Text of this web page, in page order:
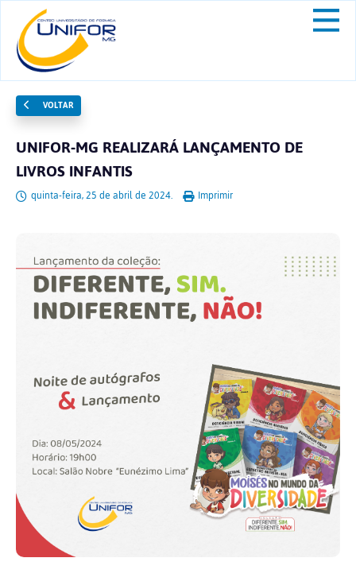
VOLTAR
UNIFOR-MG REALIZARÁ LANÇAMENTO DE
LIVROS INFANTIS
quinta-feira, 25 de abril de 2024. Imprimir